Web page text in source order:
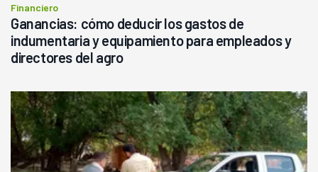
Financiero
Ganancias: cómo deducir los gastos de
indumentaria y equipamiento para empleados y
directores del agro